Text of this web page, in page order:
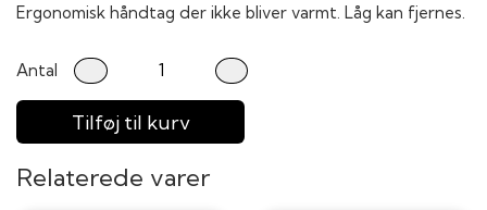
Ergonomisk håndtag der ikke bliver varmt. Låg kan fjernes.
Antal
Tilføj til kurv
Relaterede varer